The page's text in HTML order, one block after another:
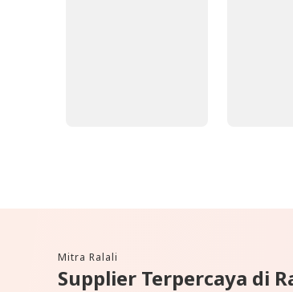
Mitra Ralali
Supplier Terpercaya di